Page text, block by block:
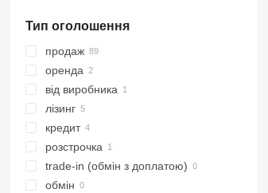
Тип оголошення
продаж
оренда
від виробника
лізинг
кредит
розстрочка
trade-in (обмін з доплатою)
обмін